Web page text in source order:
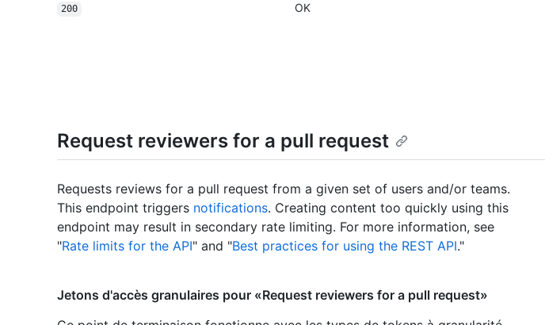
200 OK
Request reviewers for a pull request
Requests reviews for a pull request from a given set of users and/or teams.
This endpoint triggers notifications. Creating content too quickly using this
endpoint may result in secondary rate limiting. For more information, see
"Rate limits for the API" and "Best practices for using the REST API."
Jetons d'accès granulaires pour «Request reviewers for a pull request»